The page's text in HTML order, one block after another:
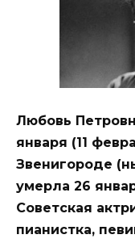
Любовь
января (11
Звенигороде
умерла 26
Советская
пианистка,